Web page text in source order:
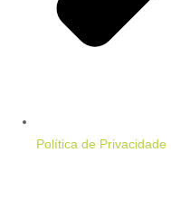
Política de Privacidade